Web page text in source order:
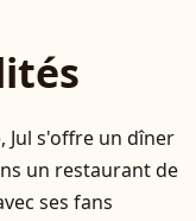
Jul s'offre un dîner
un restaurant de
ses fans